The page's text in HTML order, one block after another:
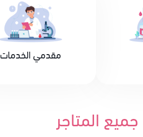
مقدمي الخدمات
جميع المتاجر